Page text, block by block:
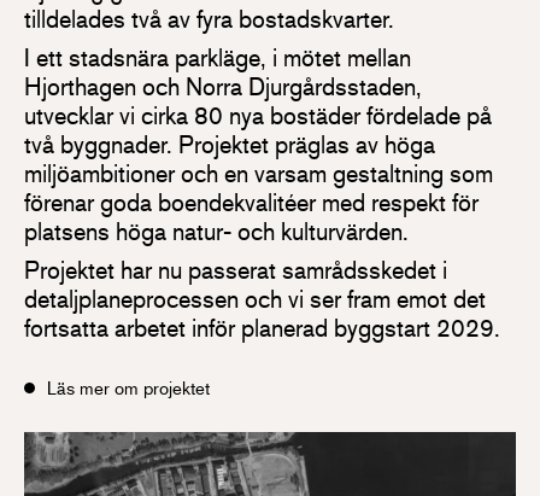
tilldelades två av fyra bostadskvarter.
I ett stadsnära parkläge, i mötet mellan
Hjorthagen och Norra Djurgårdsstaden,
utvecklar vi cirka 80 nya bostäder fördelade på
två byggnader. Projektet präglas av höga
miljöambitioner och en varsam gestaltning som
förenar goda boendekvalitéer med respekt för
platsens höga natur- och kulturvärden.
Projektet har nu passerat samrådsskedet i
detaljplaneprocessen och vi ser fram emot det
fortsatta arbetet inför planerad byggstart 2029.
Läs mer om projektet